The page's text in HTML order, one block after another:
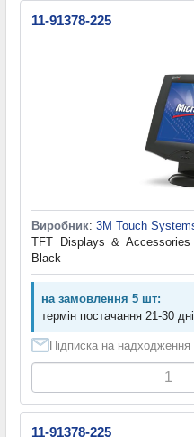
11-91378-225
Виробник: 3M Touch
TFT Displays &
Black
на замовлення 5 шт:
термін постачання 21-30
Підписка на надходження
11-91378-225